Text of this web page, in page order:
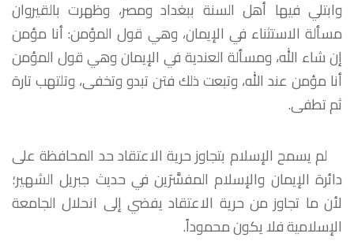
وابتلي فيها أهل السنة ببغداد ومصر، وظهرت بالقيروان
مسألة الاستثناء في الإيمان، وهي قول المؤمن: أنا مؤمن
إن شاء الله، ومسألة العندية في الإيمان وهي قول المؤمن
أنا مؤمن عند الله، وتبعت ذلك فتن تبدو وتخفى، وتلتهب تارة
ثم تطفى.
لم يسمح الإسلام بتجاوز حرية الاعتقاد حد المحافظة على
دائرة الإيمان والإسلام المفسَّرَين في حديث جبريل الشهير؛
لأن ما تجاوز من حرية الاعتقاد يفضي إلى انحلال الجامعة
الإسلامية فلا يكون محموداً.